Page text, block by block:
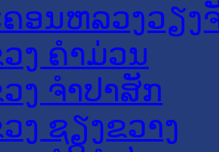
ອນ​ຫລວງວຽງ
ງ ຄໍາມ່ວນ
ງ ຈໍາປາສັກ
ງ ຊຽງຂວາງ